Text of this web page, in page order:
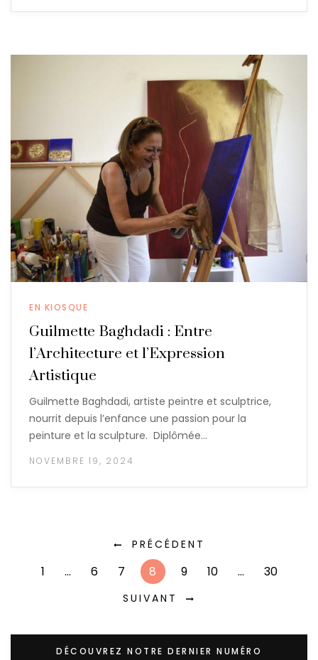
EN KIOSQUE
Guilmette Baghdadi : Entre
l’Architecture et l’Expression
Artistique
Guilmette Baghdadi, artiste peintre et sculptrice,
nourrit depuis l’enfance une passion pour la
peinture et la sculpture. Diplômée…
NOVEMBRE 19, 2024
PRÉCÉDENT
1 … 6 7 8 9 10 … 30
SUIVANT
DÉCOUVREZ NOTRE DERNIER NUMÉRO